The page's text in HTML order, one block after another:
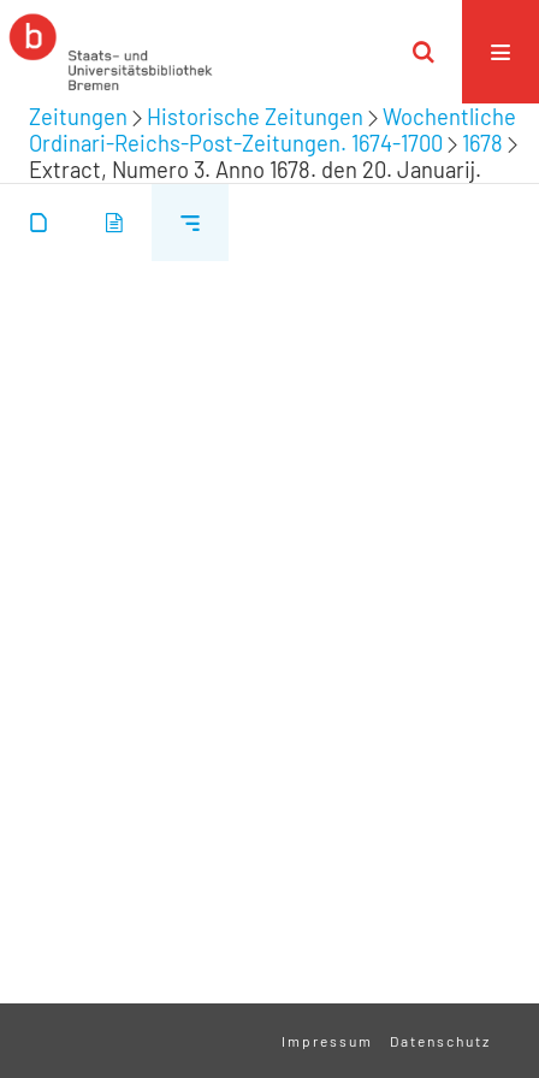
Zeitungen Historische Zeitungen
Wochentliche
Ordinari-Reichs-Post-Zeitungen. 1674-1700
1678
Extract, Numero 3. Anno 1678. den 20. Januarij.
Impressum Datenschutz